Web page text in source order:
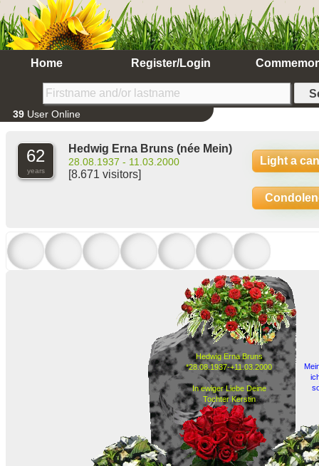
Home Register/Login
39 User Online
62
years
Hedwig Erna Bruns (née Mein)
28.08.1937 - 11.03.2000
[8.671 visitors]
Light a
Hedwig Erna Bruns
*28.08.1937-+11.03.2000
In ewiger Liebe Deine
Tochter Kerstin